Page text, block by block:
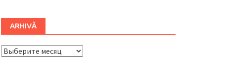
ARHIVĂ
ARHIVĂ